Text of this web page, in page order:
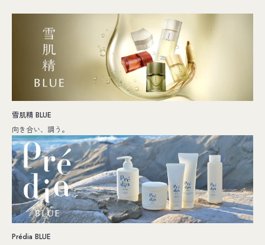
雪肌精 BLUE
向き合い、調う。
Prédia BLUE